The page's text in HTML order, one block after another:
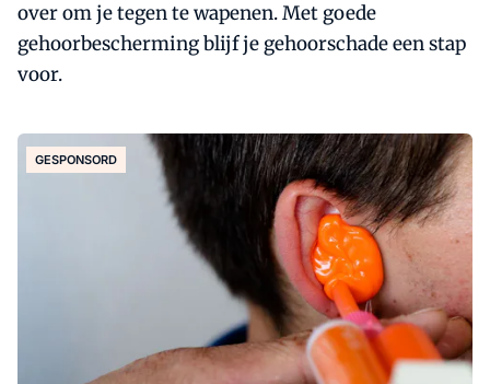
over om je tegen te wapenen. Met goede
gehoorbescherming blijf je gehoorschade een stap
voor.
GESPONSORD